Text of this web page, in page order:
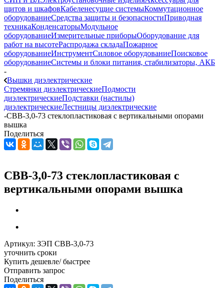
щитов и шкафовКабеленесущие системыКоммутационное
оборудованиеСредства защиты и безопасностиПриводная
техникаКонденсаторыМодульное
оборудованиеИзмерительные приборыОборудование для
работ на высотеРаспродажа складаПожарное
оборудованиеИнструментСиловое оборудованиеПоисковое
оборудованиеСистемы и блоки питания, стабилизаторы, АКБ
-
Вышки диэлектрические
Стремянки диэлектрическиеПодмости
диэлектрическиеПодставки (настилы)
диэлектрическиеЛестницы диэлектрические
-СВВ-3,0-73 стеклопластиковая с вертикальными опорами
вышка
Поделиться
СВВ-3,0-73 стеклопластиковая с
вертикальными опорами вышка
Артикул: ЗЭП СВВ-3,0-73
уточнить сроки
Купить дешевле/ быстрее
Отправить запрос
Поделиться